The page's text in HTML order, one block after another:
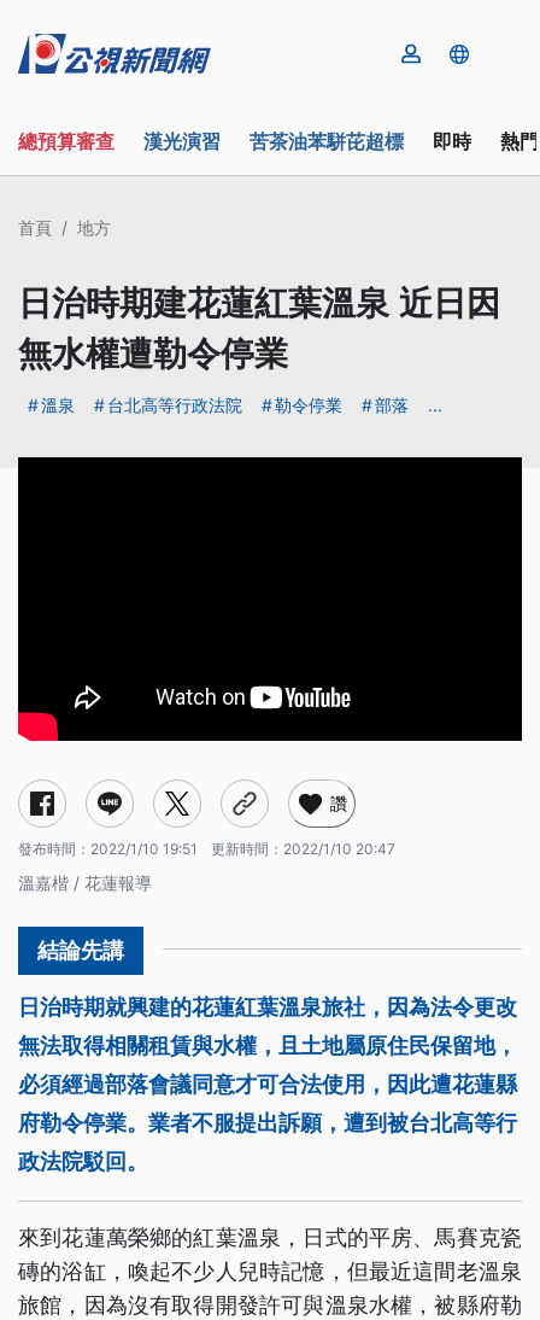
總預算審查 漢光演習 苦茶油苯駢芘超標 即時 熱
首頁 地方
日治時期建花蓮紅葉溫泉 近日因
無水權遭勒令停業
溫泉 台北高等行政法院 勒令停業 部落 ...
讚
發布時間： 2022/1/10 19:51 更新時間： 2022/1/10 20:47
溫嘉楷 / 花蓮報導
日治時期就興建的花蓮紅葉溫泉旅社，因為法令更改
無法取得相關租賃與水權，且土地屬原住民保留地，
必須經過部落會議同意才可合法使用，因此遭花蓮縣
府勒令停業。業者不服提出訴願，遭到被台北高等行
政法院駁回。
來到花蓮萬榮鄉的紅葉溫泉，日式的平房、馬賽克瓷
磚的浴缸，喚起不少人兒時記憶，但最近這間老溫泉
旅館，因為沒有取得開發許可與溫泉水權，被縣府勒